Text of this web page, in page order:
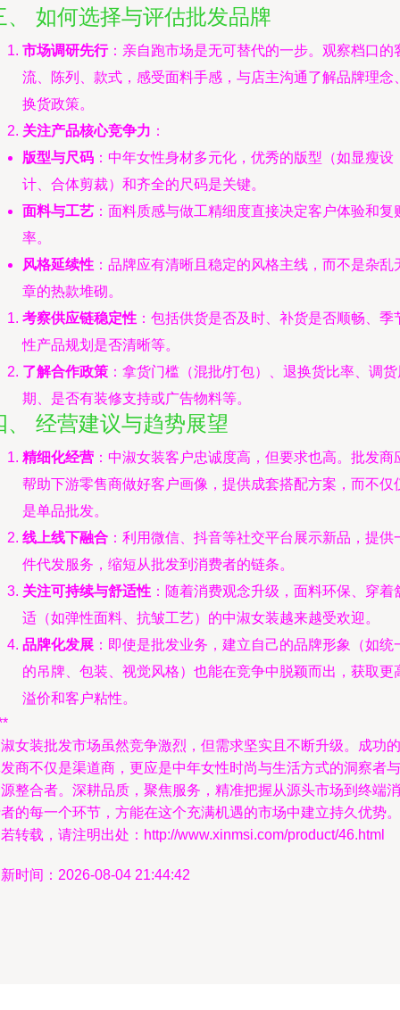
、 如何选择与评估批发品牌
市场调研先行：亲自跑市场是无可替代的一步。观察档口的
流、陈列、款式，感受面料手感，与店主沟通了解品牌理念
换货政策。
关注产品核心竞争力 ：
版型与尺码 ：中年女性身材多元化，优秀的版型（如显瘦设
计、合体剪裁）和齐全的尺码是关键。
面料与工艺 ：面料质感与做工精细度直接决定客户体验和复
率。
风格延续性 ：品牌应有清晰且稳定的风格主线，而不是杂乱
章的热款堆砌。
考察供应链稳定性 ：包括供货是否及时、补货是否顺畅、季
性产品规划是否清晰等。
了解合作政策 ：拿货门槛（混批/打包）、退换货比率、调
期、是否有装修支持或广告物料等。
、 经营建议与趋势展望
精细化经营 ：中淑女装客户忠诚度高，但要求也高。批发商
帮助下游零售商做好客户画像，提供成套搭配方案，而不仅
是单品批发。
线上线下融合 ：利用微信、抖音等社交平台展示新品，提供
件代发服务，缩短从批发到消费者的链条。
关注可持续与舒适性 ：随着消费观念升级，面料环保、穿着
适（如弹性面料、抗皱工艺）的中淑女装越来越受欢迎。
品牌化发展 ：即使是批发业务，建立自己的品牌形象（如统
的吊牌、包装、视觉风格）也能在竞争中脱颖而出，获取更
溢价和客户粘性。
女装批发市场虽然竞争激烈，但需求坚实且不断升级。成功的
商不仅是渠道商，更应是中年女性时尚与生活方式的洞察者与
整合者。深耕品质，聚焦服务，精准把握从源头市场到终端消
的每一个环节，方能在这个充满机遇的市场中建立持久优势。
转载，请注明出处：http://www.xinmsi.com/product/46.html
时间：2026-08-04 21:44:42